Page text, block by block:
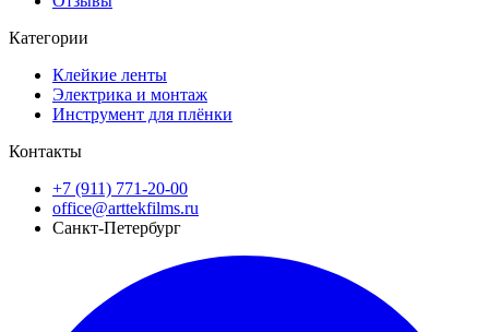
Категории
Клейкие ленты
Электрика и монтаж
Инструмент для плёнки
Контакты
+7 (911) 771-20-00
office@arttekfilms.ru
Санкт-Петербург